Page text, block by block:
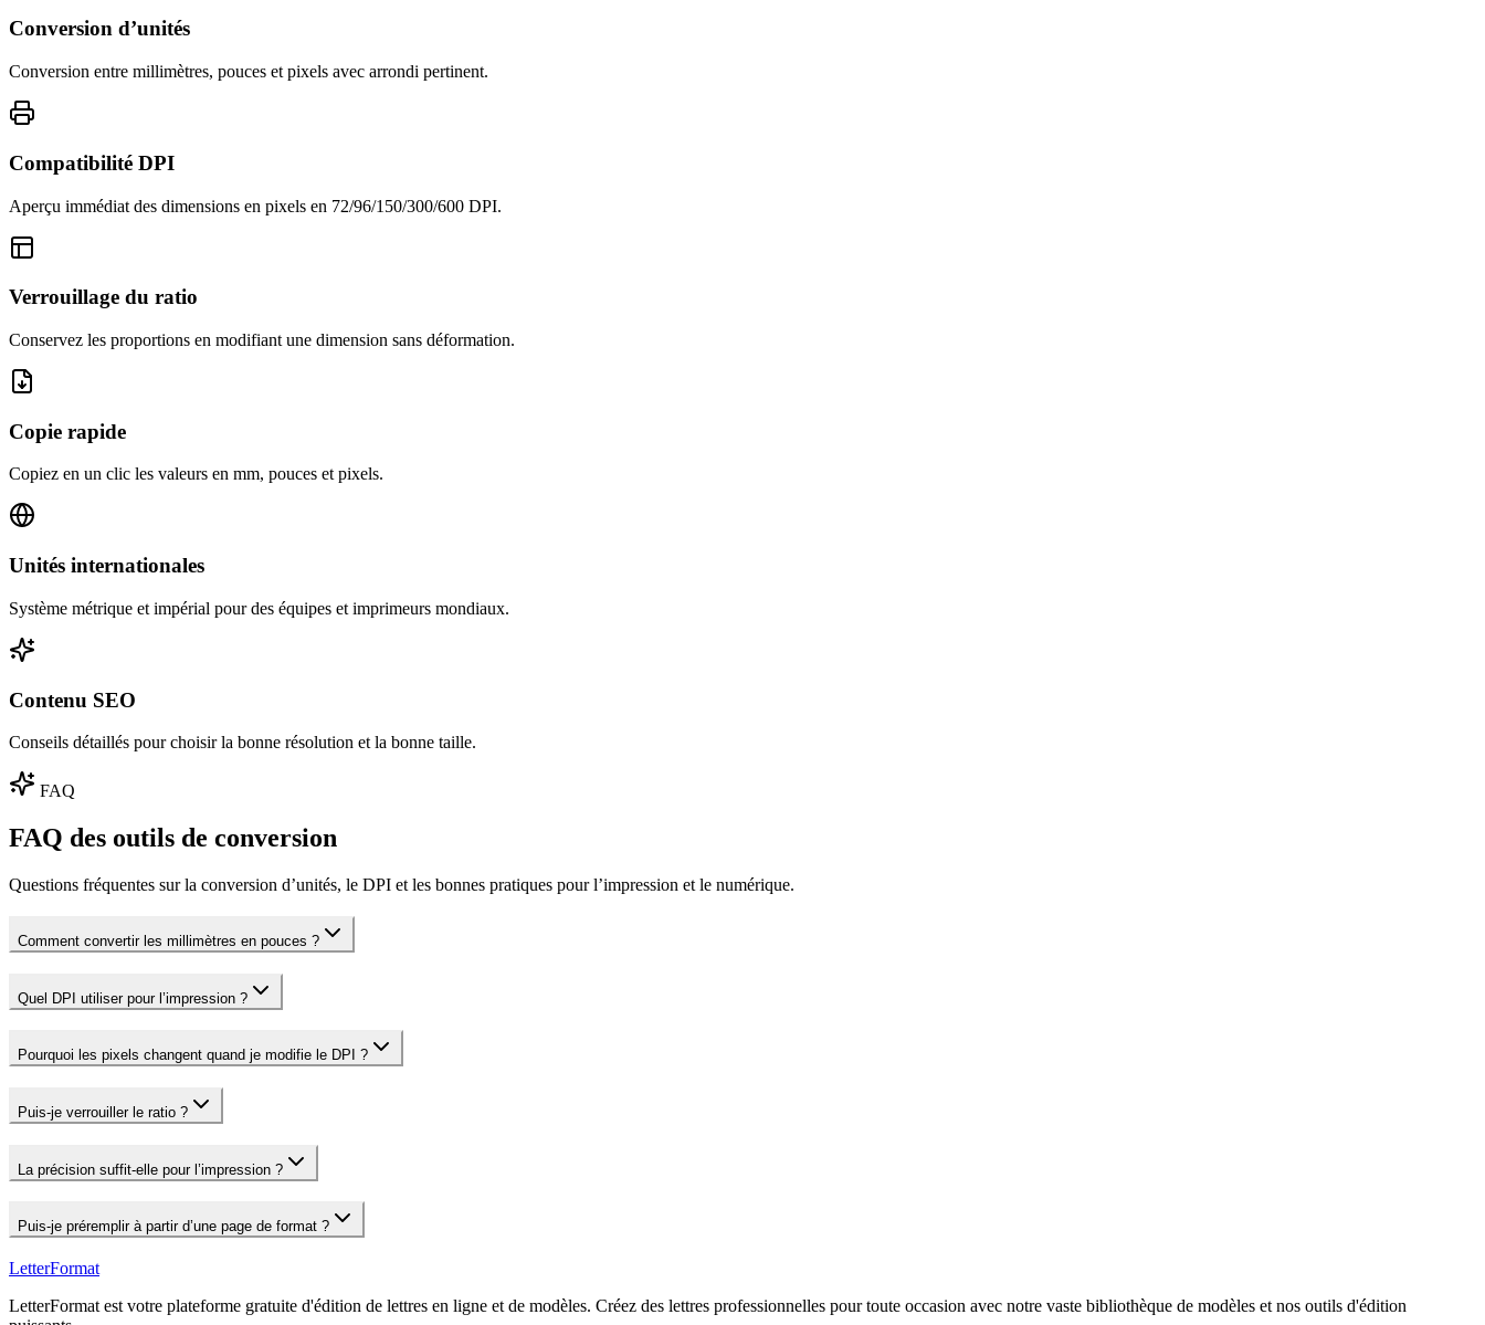
Conversion d’unités
Conversion entre millimètres, pouces et pixels avec arrondi pertinent.
Compatibilité DPI
Aperçu immédiat des dimensions en pixels en 72/96/150/300/600 DPI.
Verrouillage du ratio
Conservez les proportions en modifiant une dimension sans déformation.
Copie rapide
Copiez en un clic les valeurs en mm, pouces et pixels.
Unités internationales
Système métrique et impérial pour des équipes et imprimeurs mondiaux.
Contenu SEO
Conseils détaillés pour choisir la bonne résolution et la bonne taille.
FAQ
FAQ des outils de conversion
Questions fréquentes sur la conversion d’unités, le DPI et les bonnes pratiques pour l’impression et le numérique.
Comment convertir les millimètres en pouces ?
Quel DPI utiliser pour l’impression ?
Pourquoi les pixels changent quand je modifie le DPI ?
Puis‑je verrouiller le ratio ?
La précision suffit‑elle pour l’impression ?
Puis‑je préremplir à partir d’une page de format ?
LetterFormat
LetterFormat est votre plateforme gratuite d'édition de lettres en ligne et de modèles. Créez des lettres professionnelles pour toute occasion avec notre vaste bibliothèque de modèles et nos outils d'édition